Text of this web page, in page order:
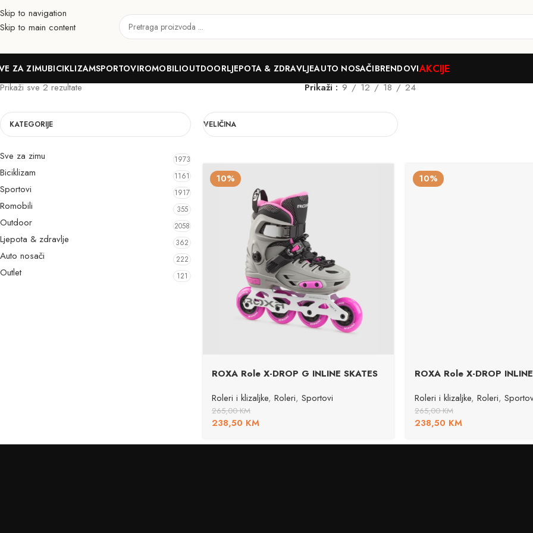
Skip to navigation
Skip to main content
ZA ZIMUBICIKLIZAMSPORTOVIROMOBILIOUTDOORLJEPOTA & ZDRAVLJEAUTO NOSAČIBRENDOVIAKCIJE
32-35
Prikaži sve 2 rezultate Prikaži 9 12 18 24
KATEGORIJE
Sve za zimu 1973
Biciklizam 1161
Sportovi 1917
Romobili 355
Outdoor 2058
Ljepota & zdravlje 362
Auto nosači 222
Outlet 121
VELIČINA
10%
ROXA Role X-DROP G INLINE SKATES
Roleri i klizaljke, Roleri, Sportovi
265,00KM
238,50 KM
10%
ROXA Role X-DROP
Roleri i klizaljke, Roleri,
265,00KM
238,50 KM